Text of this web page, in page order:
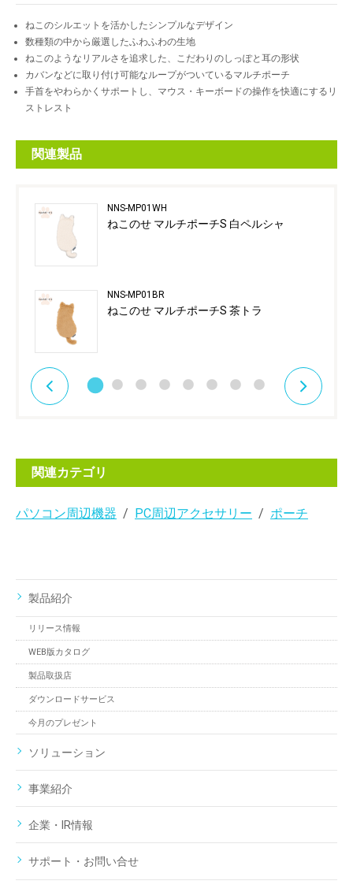
ねこのシルエットを活かしたシンプルなデザイン
数種類の中から厳選したふわふわの生地
ねこのようなリアルさを追求した、こだわりのしっぽと耳の形状
カバンなどに取り付け可能なループがついているマルチポーチ
手首をやわらかくサポートし、マウス・キーボードの操作を快適にするリ
ストレスト
関連製品
NNS-MP01WH
ねこのせ マルチポーチS 白ペルシャ
NNS-MP01BR
ねこのせ マルチポーチS 茶トラ
関連カテゴリ
パソコン周辺機器 PC周辺アクセサリー ポーチ
製品紹介
リリース情報
WEB版カタログ
製品取扱店
ダウンロードサービス
今月のプレゼント
ソリューション
事業紹介
企業・IR情報
サポート・お問い合せ